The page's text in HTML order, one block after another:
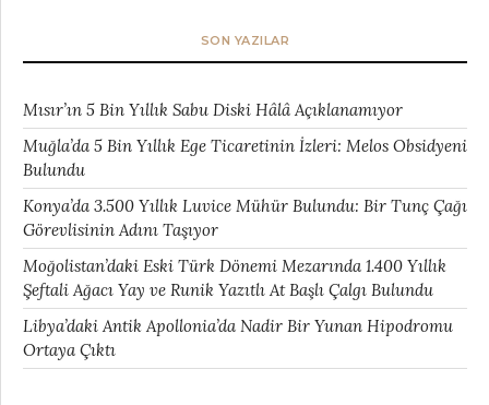
SON YAZILAR
Mısır’ın 5 Bin Yıllık Sabu Diski Hâlâ Açıklanamıyor
Muğla’da 5 Bin Yıllık Ege Ticaretinin İzleri: Melos Obsidyeni
Bulundu
Konya’da 3.500 Yıllık Luvice Mühür Bulundu: Bir Tunç Çağı
Görevlisinin Adını Taşıyor
Moğolistan’daki Eski Türk Dönemi Mezarında 1.400 Yıllık
Şeftali Ağacı Yay ve Runik Yazıtlı At Başlı Çalgı Bulundu
Libya’daki Antik Apollonia’da Nadir Bir Yunan Hipodromu
Ortaya Çıktı